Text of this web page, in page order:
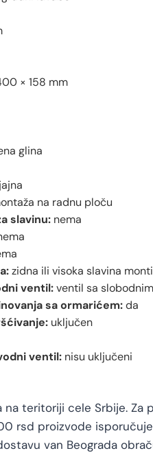
× 158 mm
glina
na radnu ploču
slavinu: nema
zidna ili visoka slavina
ventil:ventil sa
sa ormarićem:da
uključen
ventil: nisu uključeni
teritoriji cele Srbije. Za
rsd proizvode
van Beograda